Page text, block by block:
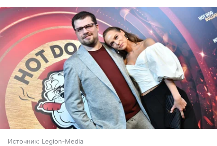
Источник: Legion-Media